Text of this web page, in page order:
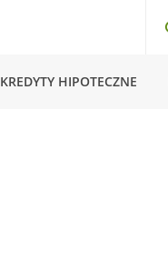
KREDYTY HIPOTECZNE